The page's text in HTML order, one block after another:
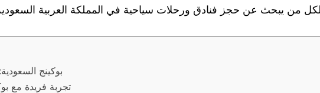
لكل من يبحث عن حجز فنادق ورحلات سياحية في المملكة العربية
بوكينج
تجربة فريدة مع